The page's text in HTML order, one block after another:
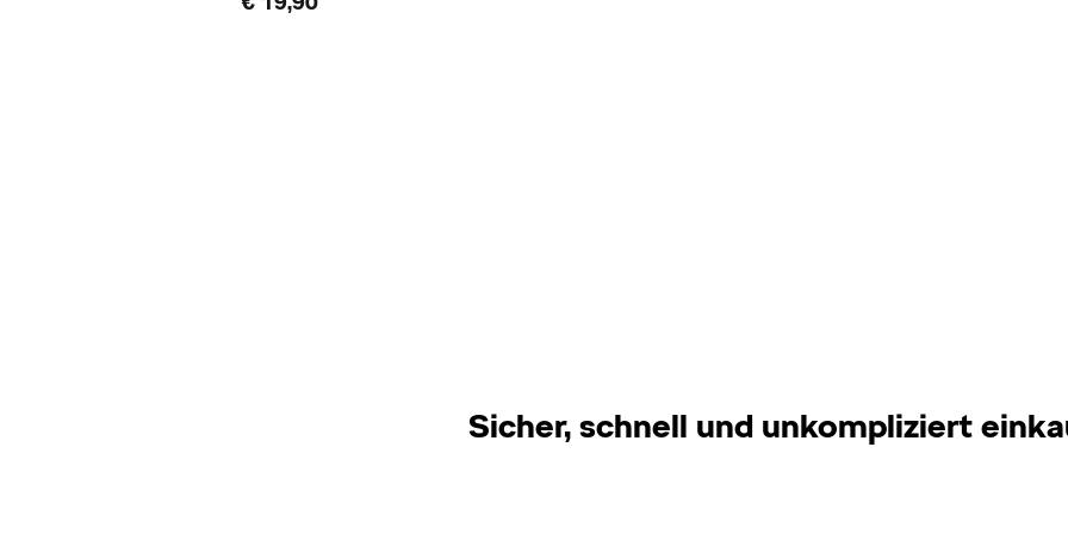
Sicher, schnell und unkompliziert